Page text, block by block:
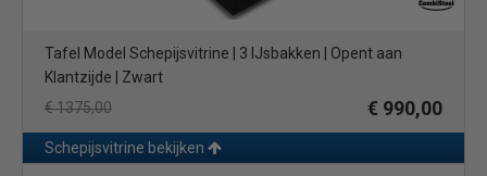
Tafel Model Schepijsvitrine | 3 IJsbakken | Opent aan
Klantzijde | Zwart
€ 1375,00
€ 990,00
Schepijsvitrine bekijken